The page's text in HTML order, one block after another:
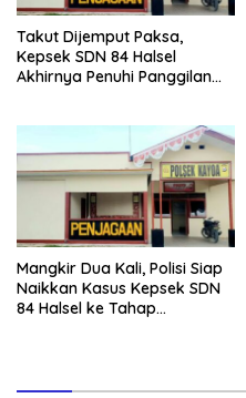
Takut Dijemput Paksa,
Kepsek SDN 84 Halsel
Akhirnya Penuhi Panggilan
Mangkir Dua Kali, Polisi Siap
Naikkan Kasus Kepsek SDN
84 Halsel ke Tahap